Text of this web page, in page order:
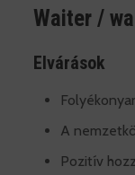
Waiter /
Elvárások
A
Pozitív